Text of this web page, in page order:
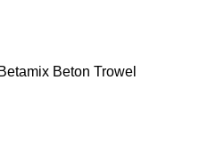
Betamix Beton Trowel